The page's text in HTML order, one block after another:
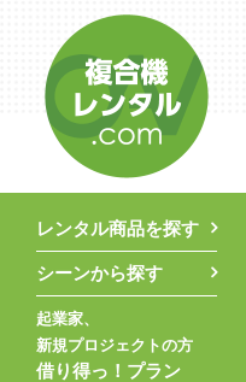
レンタル商品を探す
シーンから探す
起業家、
新規プロジェクトの方
借り得っ！プラン